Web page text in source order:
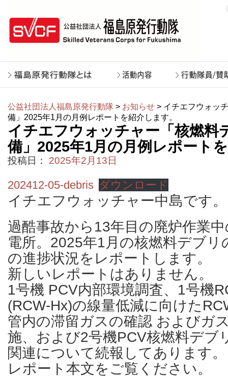
公益社団法人福島原発行動隊 > お知らせ > イチエフウォッ
備」2025年1月の月例レポートを紹介します。
イチエフウォッチャー「核燃料
備」2025年1月の月例レポート
投稿日： 2025年2月13日
202412-05-debris ダウンロード
イチエフウォッチャー中島です。
過酷事故から13年目の廃炉作業
電所。2025年1月の核燃料デブリ
の進捗状況をレポートします。
新しいレポートはありません。
1号機 PCV内部環境調査、1号機
(RCW-Hx)の線量低減に向けた
管内の滞留ガスの確認 およびガ
施、および2号機PCV核燃料デブ
関連について続報してあります。
レポート本文をご覧ください。